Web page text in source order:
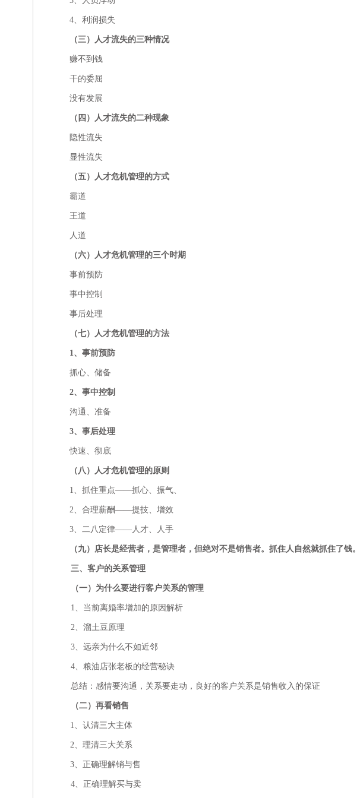
4、利润损失
（三）人才流失的三种情况
赚不到钱
干的委屈
没有发展
（四）人才流失的二种现象
隐性流失
显性流失
（五）人才危机管理的方式
霸道
王道
人道
（六）人才危机管理的三个时期
事前预防
事中控制
事后处理
（七）人才危机管理的方法
1、事前预防
抓心、储备
2、事中控制
沟通、准备
3、事后处理
快速、彻底
（八）人才危机管理的原则
1、抓住重点——抓心、振气、
2、合理薪酬——提技、增效
3、二八定律——人才、人手
（九）店长是经营者，是管理者，但绝对不是销售者。抓住人自然就抓住了钱。
三、客户的关系管理
（一）为什么要进行客户关系的管理
1、当前离婚率增加的原因解析
2、溜土豆原理
3、远亲为什么不如近邻
4、粮油店张老板的经营秘诀
总结：感情要沟通，关系要走动，良好的客户关系是销售收入的保证
（二）再看销售
1、认清三大主体
2、理清三大关系
3、正确理解销与售
4、正确理解买与卖